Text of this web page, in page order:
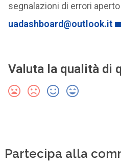
segnalazioni di errori
uadashboard@outlook.it
Valuta la qualità di
Partecipa alla